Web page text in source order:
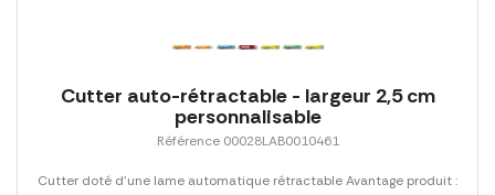
Cutter auto-rétractable - largeur 2,5 cm
personnalisable
Référence 00028LAB0010461
Cutter doté d'une lame automatique rétractable Avantage produit :